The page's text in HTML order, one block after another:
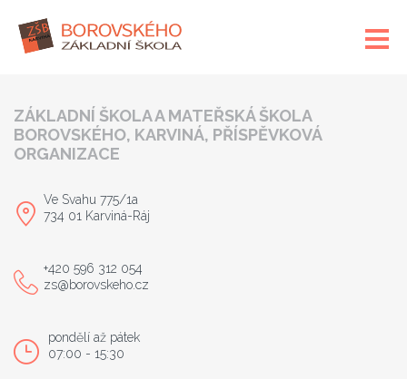
ZÁKLADNÍ ŠKOLA A MATEŘSKÁ ŠKOLA
BOROVSKÉHO, KARVINÁ, PŘÍSPĚVKOVÁ
ORGANIZACE
Ve Svahu 775/1a
734 01 Karviná-Ráj
+420 596 312 054
zs@borovskeho.cz
pondělí až pátek
07:00 - 15:30